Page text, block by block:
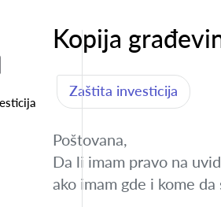
Kopija
Zaštita investicija
Poštovana,
Da li imam pravo na
ako imam gde i kome